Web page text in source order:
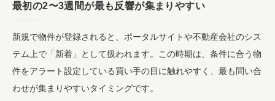
最初の2〜3週間が最も反響が集まりやすい
新規で物件が登録されると、ポータルサイトや不動産会社のシス
テム上で「新着」として扱われます。この時期は、条件に合う物
件をアラート設定している買い手の目に触れやすく、最も問い合
わせが集まりやすいタイミングです。